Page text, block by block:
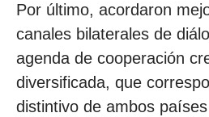
Por último, acordaron
canales bilaterales de
agenda de cooperación
diversificada, que
distintivo de ambos